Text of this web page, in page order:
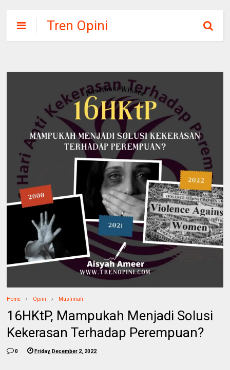
Tren Opini
Home Opini Muslimah
16HKtP, Mampukah Menjadi Solusi
Kekerasan Terhadap Perempuan?
0 Friday, December 2, 2022